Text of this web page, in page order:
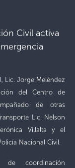
Civil activa
Lic. Jorge Meléndez
del Centro de
de otras
Lic. Nelson
Villalta y el
Nacional Civil.
coordinación